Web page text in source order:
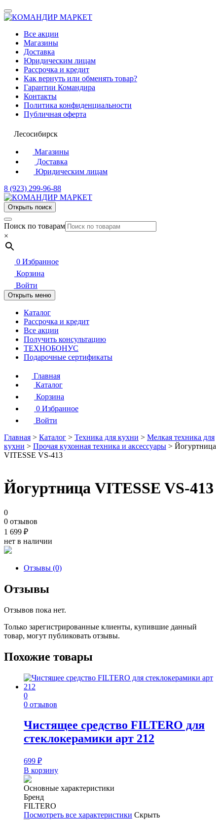
Все акции
Магазины
Доставка
Юридическим лицам
Рассрочка и кредит
Как вернуть или обменять товар?
Гарантии Командира
Контакты
Политика конфиденциальности
Публичная оферта
Лесосибирск
Магазины
Доставка
Юридическим лицам
8 (923) 299-96-88
Открыть поиск
Поиск по товарам
×
0 Избранное
Корзина
Войти
Открыть меню
Каталог
Рассрочка и кредит
Все акции
Получить консультацию
ТЕХНОБОНУС
Подарочные сертификаты
Главная
Каталог
Корзина
0 Избранное
Войти
Главная > Каталог > Техника для кухни > Мелкая техника для
кухни > Прочая кухонная техника и аксессуары > Йогуртница
VITESSE VS-413
Йогуртница VITESSE VS-413
0
0 отзывов
1 699 ₽
нет в наличии
Отзывы (0)
Отзывы
Отзывов пока нет.
Только зарегистрированные клиенты, купившие данный
товар, могут публиковать отзывы.
Похожие товары
0
0 отзывов
Чистящее средство FILTERO для
стеклокерамики арт 212
699 ₽
В корзину
Основные характеристики
Бренд
FILTERO
Посмотреть все характеристики Скрыть